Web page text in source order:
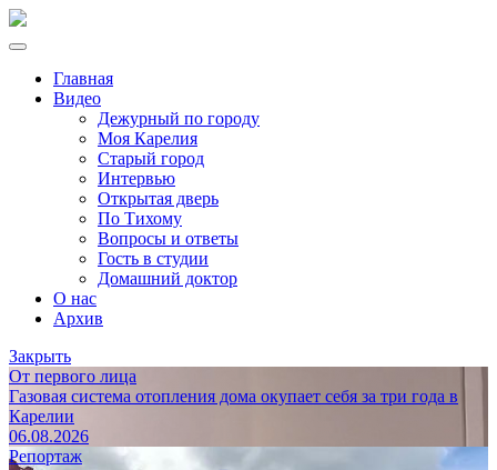
Главная
Видео
Дежурный по городу
Моя Карелия
Старый город
Интервью
Открытая дверь
По Тихому
Вопросы и ответы
Гость в студии
Домашний доктор
О нас
Архив
Закрыть
От первого лица
Газовая система отопления дома окупает себя за три года в
Карелии
06.08.2026
Репортаж